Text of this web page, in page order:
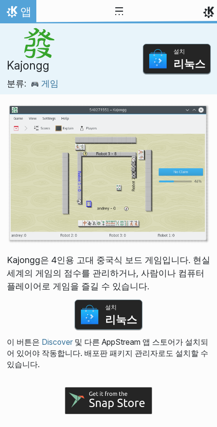
내용으로 이동
홈
앱
Kajongg
분류: 게임
설치
리눅스
Kajongg은 4인용 고대 중국식 보드 게임입니다. 현실
세계의 게임의 점수를 관리하거나, 사람이나 컴퓨터
플레이어로 게임을 즐길 수 있습니다.
설치
리눅스
이 버튼은 Discover및 다른 AppStream 앱 스토어가 설치되
어 있어야 작동합니다. 배포판 패키지 관리자로도 설치할 수
있습니다.